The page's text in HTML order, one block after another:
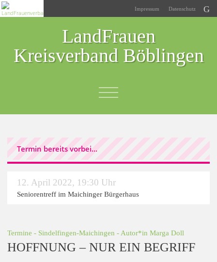
Impressum Datenschutz
LandFrauen
Kreisverband Böblingen
Termin bereits vorbei...
12. April 2022, 19:30 Uhr
Seniorentreff im Maichinger Bürgerhaus
Termine - Sindelfingen-Maichingen - Autor*in Marga Doll
HOFFNUNG – NUR EIN BEGRIFF